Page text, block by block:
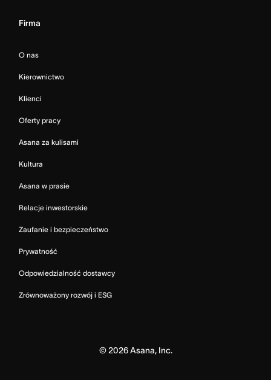
Firma
O nas
Kierownictwo
Klienci
Oferty pracy
Asana za kulisami
Kultura
Asana w prasie
Relacje inwestorskie
Zaufanie i bezpieczeństwo
Prywatność
Odpowiedzialność dostawcy
Zrównoważony rozwój i ESG
©2026Asana, Inc.